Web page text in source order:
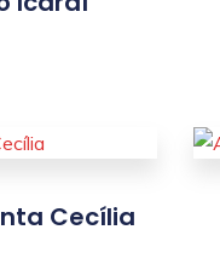
Cecília